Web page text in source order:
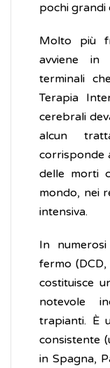
pochi grandi
Molto più
avviene in
terminali
Terapia
cerebrali
alcun
corrisponde
delle morti
mondo, nei
intensiva.
In
fermo
costituisce
notevole
trapianti. È
consistente
in Spagna,